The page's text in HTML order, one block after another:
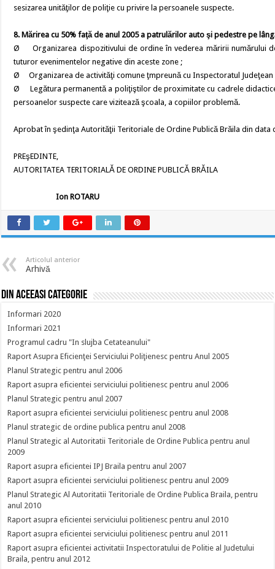
sesizarea unităţilor de poliţie cu privire la persoanele suspecte.
8. Mărirea cu 50% faţă de anul 2005 a patrulărilor auto şi pedestre pe
Ø Organizarea dispozitivului de ordine în vederea măririi numărului
tuturor evenimentelor negative din aceste zone ;
Ø Organizarea de activităţi comune ţmpreună cu Inspectoratul Judeţean
Ø Legătura permanentă a poliţiştilor de proximitate cu cadrele
persoanelor suspecte care vizitează şcoala, a copiilor problemă.
Aprobat în şedinţa Autorităţii Teritoriale de Ordine Publică Brăila din data
PREşEDINTE,
AUTORITATEA TERITORIALĂ DE ORDINE PUBLICĂ BRĂILA
Ion ROTARU
Articolul anterior
Arhivă
Din aceeasi categorie
Informari 2020
Informari 2021
Programul cadru "In slujba Cetateanului"
Raport Asupra Eficienţei Serviciului Poliţienesc pentru Anul 2005
Planul Strategic pentru anul 2006
Raport asupra eficientei serviciului politienesc pentru anul 2006
Planul Strategic pentru anul 2007
Raport asupra eficientei serviciului politienesc pentru anul 2008
Planul strategic de ordine publica pentru anul 2008
Planul Strategic al Autoritatii Teritoriale de Ordine Publica pentru anul
2009
Raport asupra eficientei IPJ Braila pentru anul 2007
Raport asupra eficientei serviciului politienesc pentru anul 2009
Planul Strategic Al Autoritatii Teritoriale de Ordine Publica Braila, pentru
anul 2010
Raport asupra eficientei serviciului politienesc pentru anul 2010
Raport asupra eficientei serviciului politienesc pentru anul 2011
Raport asupra eficientei activitatii Inspectoratului de Politie al Judetului
Braila, pentru anul 2012